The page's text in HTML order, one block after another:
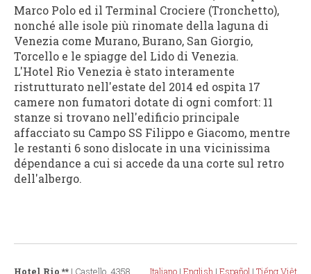
Marco Polo ed il Terminal Crociere (Tronchetto),
nonché alle isole più rinomate della laguna di
Venezia come Murano, Burano, San Giorgio,
Torcello e le spiagge del Lido di Venezia.
L'Hotel Rio Venezia è stato interamente
ristrutturato nell'estate del 2014 ed ospita 17
camere non fumatori dotate di ogni comfort: 11
stanze si trovano nell'edificio principale
affacciato su Campo SS Filippo e Giacomo, mentre
le restanti 6 sono dislocate in una vicinissima
dépendance a cui si accede da una corte sul retro
dell'albergo.
Italiano | English | Español | Tiếng Việt
Hotel Rio ** | Castello, 4358,